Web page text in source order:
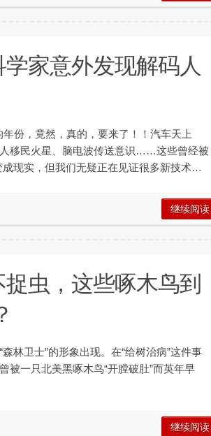
家意外发现解码人
份，竟然，真的，要来了！！汽车天上
移民火星、脑电波传送意识……这些曾经被
成现实，但我们无疑正在见证很多新技术…
继续阅读
虫，这些啄木鸟到
卫士”的形象出现。在“给树治病”这件事
被一只北美黑啄木鸟“开膛破肚”而英年早
继续阅读